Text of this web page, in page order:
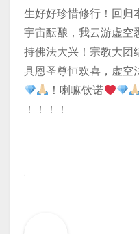
生好好珍惜修行！回归
宇宙酝酿，我云游虚空
持佛法大兴！宗教大团
具恩圣尊恒欢喜，虚空
！喇嘛钦诺
！！！！